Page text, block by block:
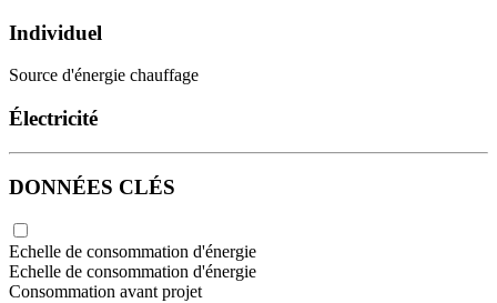
Individuel
Source d'énergie chauffage
Électricité
DONNÉES CLÉS
Echelle de consommation d'énergie
Echelle de consommation d'énergie
Consommation avant projet